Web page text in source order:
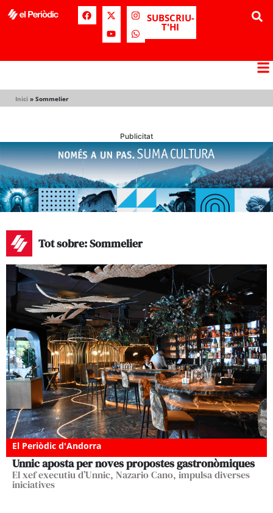
SUBSCRIU-
T'HI
Inici » Sommelier
Publicitat
Tot sobre: Sommelier
El Periòdic d'Andorra
Unnic aposta per noves propostes gastronòmiques
El xef executiu d’Unnic, Nazario Cano, impulsa diverses
iniciatives